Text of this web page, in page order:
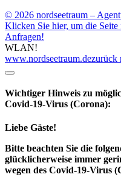
© 2026 nordseetraum –
Klicken Sie hier, um die Seite
Anfragen!
WLAN!
www.nordseetraum.dezurück
Wichtiger Hinweis zu
Covid-19-Virus (Corona):
Liebe Gäste!
Bitte beachten Sie die
glücklicherweise immer
wegen des Covid-19-Virus